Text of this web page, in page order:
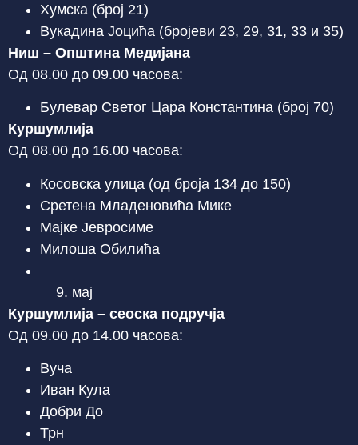
Хумска (број 21)
Вукадина Јоцића (бројеви 23, 29, 31, 33 и 35)
Ниш – Општина Медијана
Од 08.00 до 09.00 часова:
Булевар Светог Цара Константина (број 70)
Куршумлија
Од 08.00 до 16.00 часова:
Косовска улица (од броја 134 до 150)
Сретена Младеновића Мике
Мајке Јевросиме
Милоша Обилића
мај
Куршумлија – сеоска подручја
Од 09.00 до 14.00 часова:
Вуча
Иван Кула
Добри До
Трн